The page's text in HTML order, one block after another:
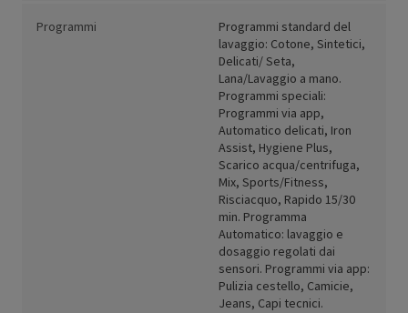
Programmi
Programmi standard del
lavaggio: Cotone, Sintetici,
Delicati/ Seta,
Lana/Lavaggio a mano.
Programmi speciali:
Programmi via app,
Automatico delicati, Iron
Assist, Hygiene Plus,
Scarico acqua/centrifuga,
Mix, Sports/Fitness,
Risciacquo, Rapido 15/30
min. Programma
Automatico: lavaggio e
dosaggio regolati dai
sensori. Programmi via app:
Pulizia cestello, Camicie,
Jeans, Capi tecnici.